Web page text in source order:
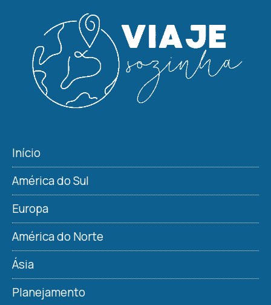
Início
América do Sul
Europa
América do Norte
Ásia
Planejamento